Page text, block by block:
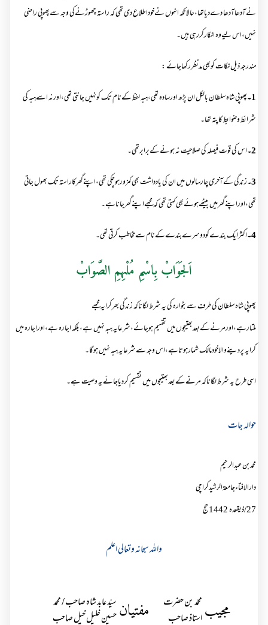
نےآدھاآدھا دےدیاتھا،حالانکہ انہوں نےخوداطلاع دی تھی کہ راستہ چھوڑنےکی وجہ سےپھوپی راضی
نہیں،اس لیےوہ انکارکررہی ہیں۔
مندرجہ ذیل نکات کوبھی مدنظررکھاجائے :
1۔ پھوپی شاہ سلطان بالکل ان پڑھ اورسادہ تھی،ہبہ لفظ کےنام تک کونہیں جانتی تھی،اورنہ اسےہبہ کی
شرائط وضوابط کاپتہ تھا۔
2۔ اس کی قوت فیصلہ کی صلاحیت نہ ہونےکےبرابرتھی۔
3۔ زندگی کےآخری چارسالوں میں ان کی یادداشت بھی کمزورہوچکی تھی،اپنےگھرکاراستہ تک بھول جاتی
تھی،اوراپنےگھرمیں بیٹھےہوئےبھی کہتی تھی کہ مجھےاپنےگھرجاناہے۔
4۔ اکثرایک بندےکودوسرےبندےکےنام سےمخاطب کرتی تھی۔
اَلجَوَابْ بِاسْمِ مُلْہِمِ الصَّوَابْ
پھوپی شاہ سلطان کی طرف سےبٹوارہ کی یہ شرط لگاناکہ زندگی بھرکرایہ مجھے
ملتارہے،اورمرنےکےبعدبھتیجوں میں تقسیم ہوجائے،شرعایہ ہبہ نہیں ہے،بلکہ اجارہ ہے،اوراجارہ میں
کرایہ پردینےوالاخودمالک شمارہوتاہے،اس وجہ سےشرعایہ ہبہ نہیں ہوگا۔
اسی طرح یہ شرط لگاناکہ مرنےکےبعدبھتیجوں میں تقسیم کردیاجائےیہ وصیت ہے۔
حوالہ جات
محمدبن عبدالرحیم
دارالافتاءجامعۃالرشیدکراچی
27
/ذیقعدہ 1442 ھج
واللہ سبحانہ وتعالی اعلم
مجیب محمّد بن حضرت
استاذ صاحب
مفتیان سیّد عابد شاہ صاحب / محمد
حسین خلیل خیل صاحب